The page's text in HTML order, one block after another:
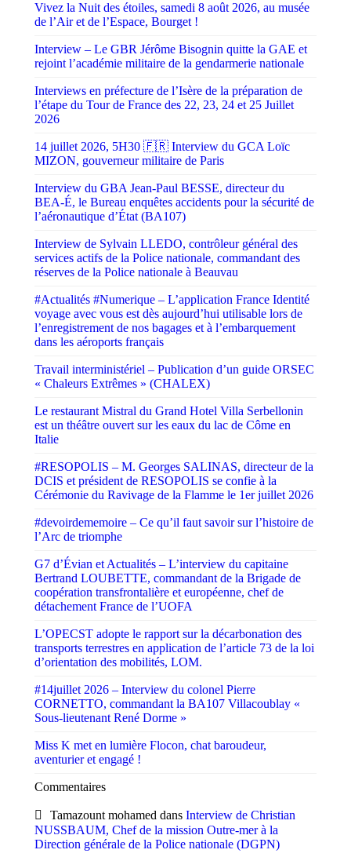
Vivez la Nuit des étoiles, samedi 8 août 2026, au musée
de l’Air et de l’Espace, Bourget !
Interview – Le GBR Jérôme Bisognin quitte la GAE et
rejoint l’académie militaire de la gendarmerie nationale
Interviews en préfecture de l’Isère de la préparation de
l’étape du Tour de France des 22, 23, 24 et 25 Juillet
2026
14 juillet 2026, 5H30 🇫🇷 Interview du GCA Loïc
MIZON, gouverneur militaire de Paris
Interview du GBA Jean-Paul BESSE, directeur du
BEA-É, le Bureau enquêtes accidents pour la sécurité de
l’aéronautique d’État (BA107)
Interview de Sylvain LLEDO, contrôleur général des
services actifs de la Police nationale, commandant des
réserves de la Police nationale à Beauvau
#Actualités #Numerique – L’application France Identité
voyage avec vous est dès aujourd’hui utilisable lors de
l’enregistrement de nos bagages et à l’embarquement
dans les aéroports français
Travail interministériel – Publication d’un guide ORSEC
« Chaleurs Extrêmes » (CHALEX)
Le restaurant Mistral du Grand Hotel Villa Serbellonin
est un théâtre ouvert sur les eaux du lac de Côme en
Italie
#RESOPOLIS – M. Georges SALINAS, directeur de la
DCIS et président de RESOPOLIS se confie à la
Cérémonie du Ravivage de la Flamme le 1er juillet 2026
#devoirdememoire – Ce qu’il faut savoir sur l’histoire de
l’Arc de triomphe
G7 d’Évian et Actualités – L’interview du capitaine
Bertrand LOUBETTE, commandant de la Brigade de
coopération transfrontalière et européenne, chef de
détachement France de l’UOFA
L’OPECST adopte le rapport sur la décarbonation des
transports terrestres en application de l’article 73 de la loi
d’orientation des mobilités, LOM.
#14juillet 2026 – Interview du colonel Pierre
CORNETTO, commandant la BA107 Villacoublay «
Sous-lieutenant René Dorme »
Miss K met en lumière Flocon, chat baroudeur,
aventurier et engagé !
Commentaires
Tamazount mohamed dans Interview de Christian
NUSSBAUM, Chef de la mission Outre-mer à la
Direction générale de la Police nationale (DGPN)